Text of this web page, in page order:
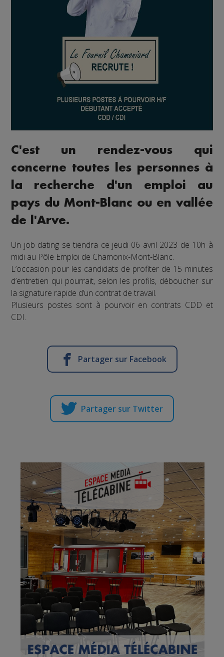
C'est un rendez-vous qui
concerne toutes les personnes à
la recherche d'un emploi au
pays du Mont-Blanc ou en vallée
de l'Arve.
Un job dating se tiendra ce jeudi 06 avril 2023 de 10h à
midi au Pôle Emploi de Chamonix-Mont-Blanc.
L’occasion pour les candidats de profiter de 15 minutes
d’entretien qui pourrait, selon les profils, déboucher sur
la signature rapide d’un contrat de travail.
Plusieurs postes sont à pourvoir en contrats CDD et
CDI.
Partager sur Facebook
Partager sur Twitter